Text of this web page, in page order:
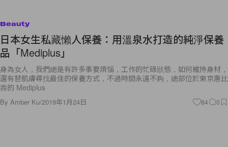
Beauty
日本女生私藏懶人保養：用溫泉水打造的純淨保養
品「Mediplus」
身為女人，我們總是有許多事要煩惱，工作的忙碌狀態，如何維持身材，
還有替肌膚尋找最佳的保養方式，不過時間永遠不夠，總部位於東京惠比
壽的 Mediplus
By Amber Ku/2019年1月24日 84 0